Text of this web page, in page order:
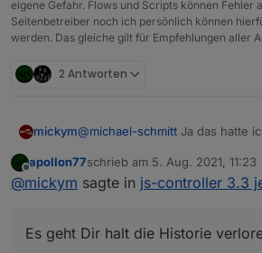
eigene Gefahr. Flows und Scripts können Fehler
Seitenbetreiber noch ich persönlich können
werden. Das gleiche gilt für Empfehlungen aller
2 Antworten
mickym@michael-schmitt Ja das hatte
Ich habe die Datenpunkte alle
Callmonitors) und dann den
Es geht Dir halt die Historie
Offline
apollon77schrieb am 5. Aug. 2021, 11:23
zuletzt editiert von
@mickym sagte in js-controller 3.3
Es geht Dir halt die Historie